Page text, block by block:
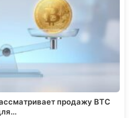
продажу BTC